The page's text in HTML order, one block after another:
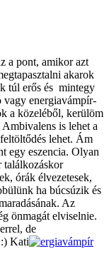
a pont, amikor azt
akarok
túl erős és mintegy
vagy energiavámpír-
a közeléből, kerülöm
is lehet a
lehet. Ám
egy eszencia. Olyan
találkozáskor
órák élvezetesek,
ha búcsúzik és
Az
önmagát elviselnie.
de
Kati